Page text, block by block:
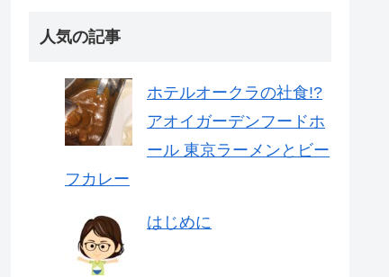
人気の記事
ホテルオークラの社食!?
アオイガーデンフードホ
ール 東京ラーメンとビー
フカレー
はじめに